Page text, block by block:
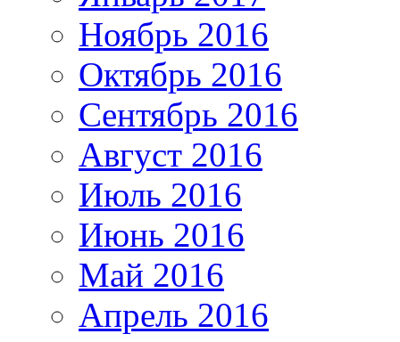
Ноябрь 2016
Октябрь 2016
Сентябрь 2016
Август 2016
Июль 2016
Июнь 2016
Май 2016
Апрель 2016